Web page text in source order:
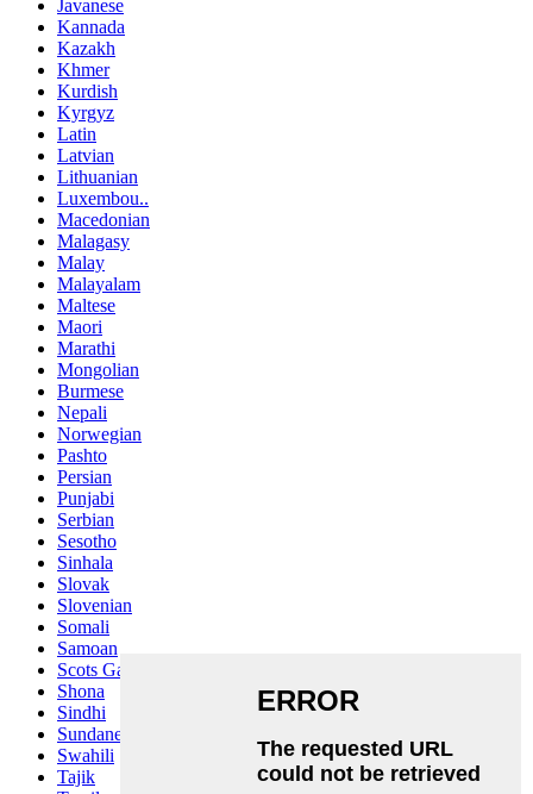
Javanese
Kannada
Kazakh
Khmer
Kurdish
Kyrgyz
Latin
Latvian
Lithuanian
Luxembou..
Macedonian
Malagasy
Malay
Malayalam
Maltese
Maori
Marathi
Mongolian
Burmese
Nepali
Norwegian
Pashto
Persian
Punjabi
Serbian
Sesotho
Sinhala
Slovak
Slovenian
Somali
Samoan
Scots Gaelic
Shona
Sindhi
Sundanese
Swahili
Tajik